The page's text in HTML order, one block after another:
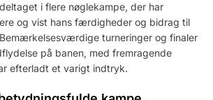
i flere nøglekampe, der har
og vist hans færdigheder og bidrag til
turneringer og finaler
på banen, med fremragende
efterladt et varigt indtryk.